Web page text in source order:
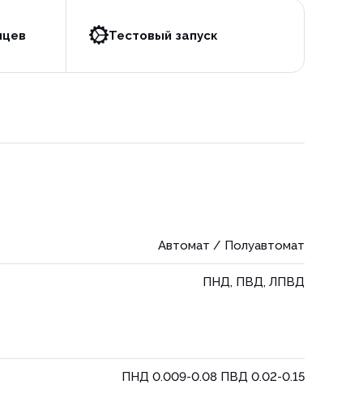
Тестовый запуск
Автомат / Полуавтомат
ПНД, ПВД, ЛПВД
ПНД 0.009-0.08 ПВД 0.02-0.15